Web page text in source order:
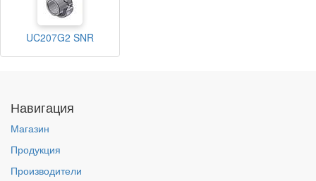
UC207G2 SNR
Навигация
Магазин
Продукция
Производители